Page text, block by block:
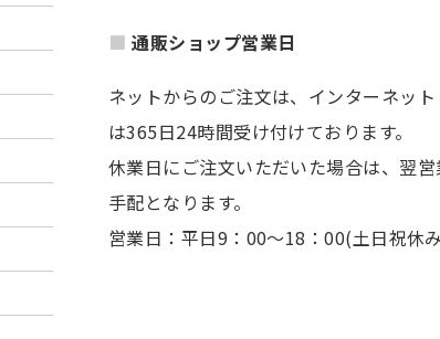
通販ショップ営業日
ネットからのご注文は、インターネット
は365日24時間受け付けております。
休業日にご注文いただいた場合は、翌
手配となります。
営業日：平日9：00～18：00(土日祝休